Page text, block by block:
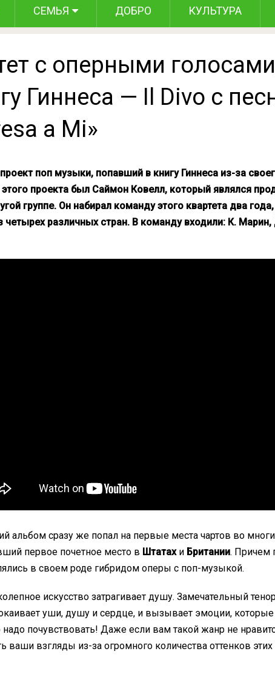
СЕМЬЯ ДОБРО КУЛЬТУРА
с оперными
Гиннеса — Il Divo с
a Mi»
поп музыки, попавший в книгу Гиннеса из-за
проекта был Саймон Ковелл, который являлся
группе. Он набирал команду этого квартета два
четырех различных стран. В команду входили: К.
альбом сразу же попал на первые места чартов во
первое почетное место в Штатахи Британии. Причем
в своем роде гибридом оперы с поп-музыкой.
искусство затрагивает душу. Замечательный
уши, душу и сердце, и вызывает эмоции,
почувствовать! Даже если вам такой жанр не
ваши взгляды из-за огромного количества оттенков